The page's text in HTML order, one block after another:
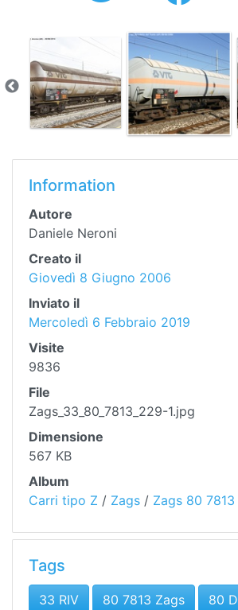
Information
Autore
Daniele Neroni
Creato il
Giovedì 8 Giugno 2006
Inviato il
Mercoledì 6 Febbraio 2019
Visite
9836
File
Zags_33_80_7813_229-1.jpg
Dimensione
567 KB
Album
Carri tipo Z / Zags / Zags 80 7813
Tags
33 RIV 80 7813 Zags 80 D